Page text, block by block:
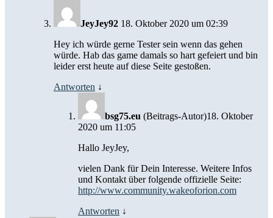
JeyJey92 18. Oktober 2020 um 02:39
Hey ich würde gerne Tester sein wenn das gehen
würde. Hab das game damals so hart gefeiert und bin
leider erst heute auf diese Seite gestoßen.
Antworten ↓
bsg75.eu (Beitrags-Autor)18. Oktober
2020 um 11:05
Hallo JeyJey,
vielen Dank für Dein Interesse. Weitere Infos
und Kontakt über folgende offizielle Seite:
http://www.community.wakeoforion.com
Antworten ↓